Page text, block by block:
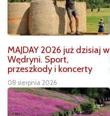
MAJDAY 2026 już dzisiaj w
Wędryni. Sport,
przeszkody i koncerty
08 sierpnia 2026